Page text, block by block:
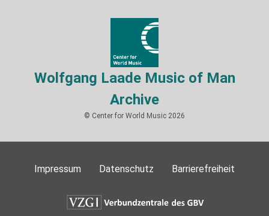
Wolfgang Laade Music of Man
Archive
© Center for World Music 2026
Impressum Datenschutz Barrierefreiheit